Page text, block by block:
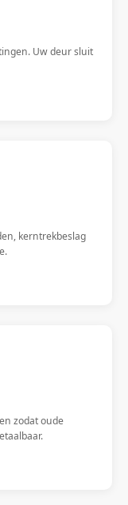
Uw deur sluit
kerntrekbeslag
zodat oude